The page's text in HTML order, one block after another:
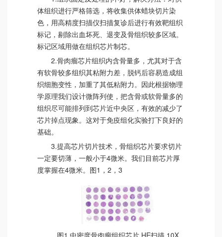
体组织进行严格筛选，将收集供体蜡块切片染
色，用高精度扫描仪扫描复诊后进行有效靶组织
标记，剔除出血坏死、退变及骨组织较多区域。
标记区域用做在组织芯片制芯。
2.骨肉瘤芯片组织内含骨量多，尤其对于含
有软骨较多组织其粘附力差，脱钙后容易造成组
织细胞变性，加重了其低粘附力。因此根据物理
学原理我们设计微阵列使，把含骨或软骨量多的
组织尽可能排列到芯片近中央区，有效的减少了
芯片掉点现象。这对于免疫组化实验打下良好的
基础。
3.提高芯片切片技术，骨组织芯片要求切片
一定要切薄，一般小于4微米。我们目前芯片厚
度掌握在4微米。图1，2，3